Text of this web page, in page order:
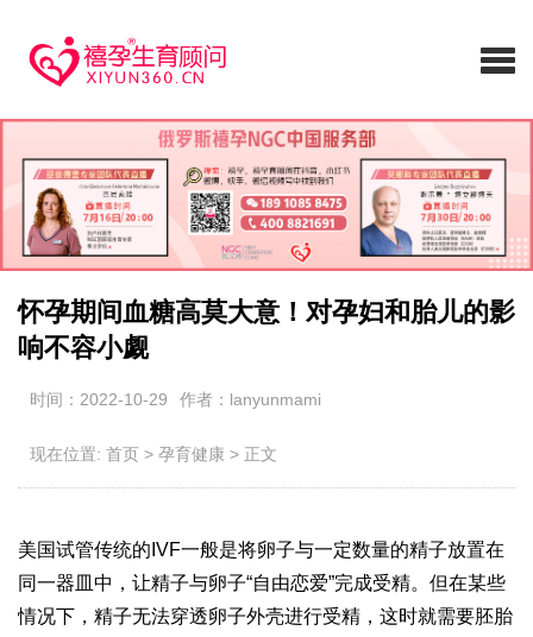
怀孕期间血糖高莫大意！对孕妇和胎儿的影
响不容小觑
时间：2022-10-29 作者：lanyunmami
现在位置: 首页 > 孕育健康 > 正文
美国试管传统的IVF一般是将卵子与一定数量的精子放置在
同一器皿中，让精子与卵子“自由恋爱”完成受精。但在某些
情况下，精子无法穿透卵子外壳进行受精，这时就需要胚胎